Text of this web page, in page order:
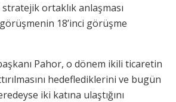
ortaklık anlaşması
görüşmenin 18’inci görüşme
Pahor, o dönem ikili ticaretin
hedeflediklerini ve bugün
iki katına ulaştığını